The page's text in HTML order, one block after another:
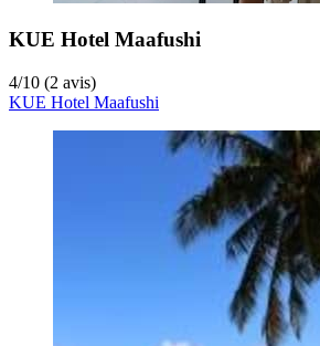
KUE Hotel Maafushi
4/10 (2 avis)
KUE Hotel Maafushi